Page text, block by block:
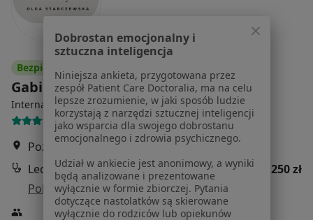
Bezpieczne płatności
Gabinet Leczenia Otyłości
Interna, Dietetyk, Dietetyka·Więcej
15 opinii
Poznańska 12/58, Warszawa • Mapa
Leczenie otyłości - wizyta kolejna
250 zł
Pokaż więcej usług
Dobrostan emocjonalny i
sztuczna inteligencja
Niniejsza ankieta, przygotowana przez
zespół Patient Care Doctoralia, ma na celu
lepsze zrozumienie, w jaki sposób ludzie
korzystają z narzędzi sztucznej inteligencji
jako wsparcia dla swojego dobrostanu
emocjonalnego i zdrowia psychicznego.
Udział w ankiecie jest anonimowy, a wyniki
będą analizowane i prezentowane
wyłącznie w formie zbiorczej. Pytania
dotyczące nastolatków są skierowane
wyłącznie do rodziców lub opiekunów